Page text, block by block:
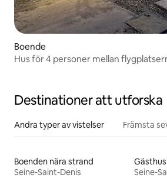
Boende
Hus för 4 personer mellan
Destinationer att utforska
Andra typer av vistelser Främsta
Boenden nära strand
Seine-Saint-Denis
Gästhus
Seine-